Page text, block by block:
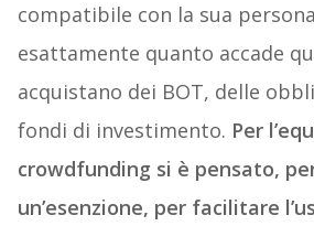
compatibile con la sua
esattamente quanto accade
acquistano dei BOT, delle
fondi di investimento. Per
crowdfunding si è pensato,
un’esenzione, per facilitare